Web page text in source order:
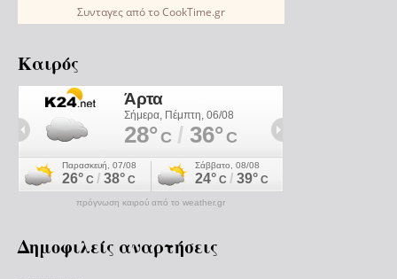
Συνταγεςαπό τοCookTime.gr
Καιρός
πρόγνωση καιρού από το weather.gr
Δημοφιλείς αναρτήσεις